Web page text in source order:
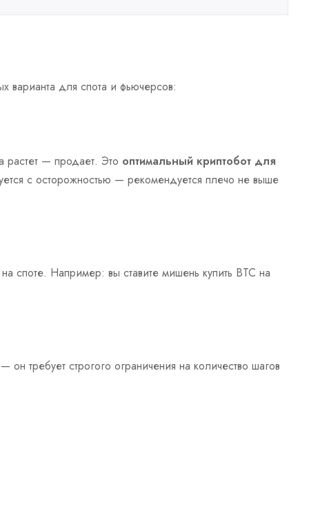
варианта для спота и фьючерсов:
растет — продает. Это оптимальный криптобот для
с осторожностью — рекомендуется плечо не выше
споте. Например: вы ставите мишень купить BTC на
требует строгого ограничения на количество шагов